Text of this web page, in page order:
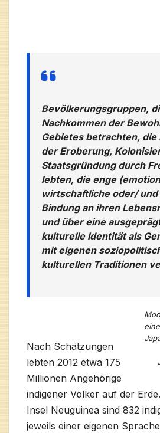
Bevölkerungsgruppen,
Nachkommen der
Gebietes betrachten,
der Eroberung,
Staatsgründung durch
lebten, die enge
wirtschaftliche oder/
Bindung an ihren
und über eine
kulturelle Identität als
mit eigenen
kulturellen Traditionen
Nach Schätzungen
lebten 2012 etwa 175
Millionen Angehörige
indigener Völker auf der
Insel Neuguinea sind 832
jeweils einer eigenen